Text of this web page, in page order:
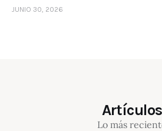
JUNIO 30, 2026
Artículos
Lo más